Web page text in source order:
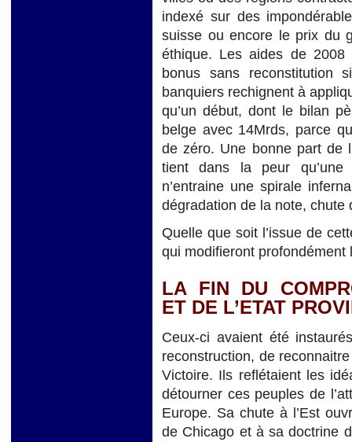
indexé sur des
suisse ou encore le prix du
éthique. Les aides de
bonus sans reconstitution
banquiers rechignent à
qu’un début, dont le bilan
belge avec 14Mrds, parce
de zéro. Une bonne part de
tient dans la peur qu’une
n’entraine une spirale
dégradation de la note, chute
Quelle que soit l’issue de
qui modifieront profondément
LA FIN DU
ET DE L’ETAT
Ceux-ci avaient été
reconstruction, de
Victoire. Ils reflétaient les
détourner ces peuples de
Europe. Sa chute à l’Est
de Chicago et à sa doctrine